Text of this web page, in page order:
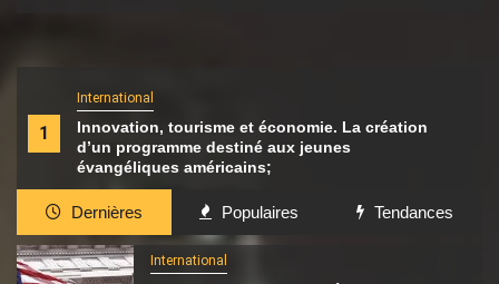
1
International
Innovation, tourisme et économie. La création
d’un programme destiné aux jeunes
évangéliques américains;
Dernières Populaires Tendances
International